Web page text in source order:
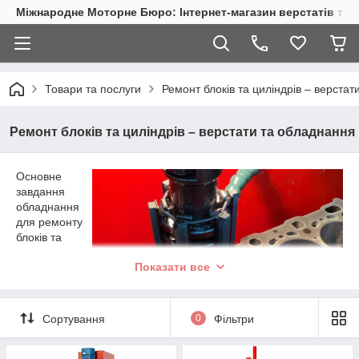
Міжнародне Моторне Бюро: Інтернет-магазин верстатів та
Товари та послуги Ремонт блоків та циліндрів –
Ремонт блоків та циліндрів – верстати та обладнання
Основне
завдання
обладнання
для ремонту
блоків та
ії
(геометрични
х розмірів) та
Показати все
Сортування 0 Фільтри